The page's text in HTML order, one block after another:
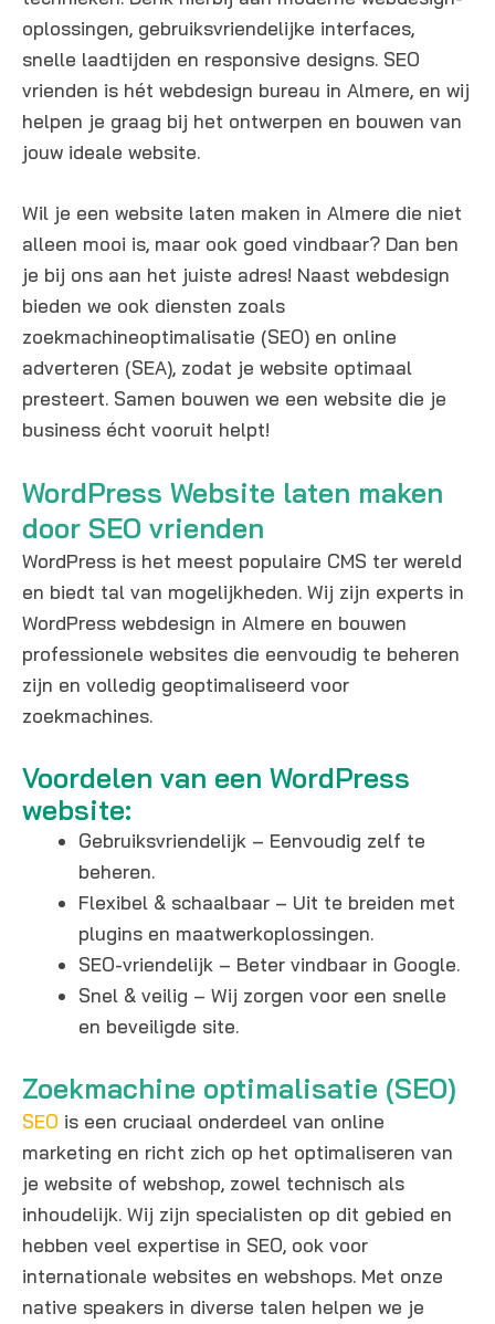
oplossingen, gebruiksvriendelijke interfaces,
snelle laadtijden en responsive designs. SEO
vrienden is hét webdesign bureau in Almere, en wij
helpen je graag bij het ontwerpen en bouwen van
jouw ideale website.
Wil je een website laten maken in Almere die niet
alleen mooi is, maar ook goed vindbaar? Dan ben
je bij ons aan het juiste adres! Naast webdesign
bieden we ook diensten zoals
zoekmachineoptimalisatie (SEO) en online
adverteren (SEA), zodat je website optimaal
presteert. Samen bouwen we een website die je
business écht vooruit helpt!
WordPress Website laten maken
door SEO vrienden
WordPress is het meest populaire CMS ter wereld
en biedt tal van mogelijkheden. Wij zijn experts in
WordPress webdesign in Almere en bouwen
professionele websites die eenvoudig te beheren
zijn en volledig geoptimaliseerd voor
zoekmachines.
Voordelen van een WordPress
website:
Gebruiksvriendelijk – Eenvoudig zelf te
beheren.
Flexibel & schaalbaar – Uit te breiden met
plugins en maatwerkoplossingen.
SEO-vriendelijk – Beter vindbaar in Google.
Snel & veilig – Wij zorgen voor een snelle
en beveiligde site.
Zoekmachine optimalisatie (SEO)
SEO is een cruciaal onderdeel van online
marketing en richt zich op het optimaliseren van
je website of webshop, zowel technisch als
inhoudelijk. Wij zijn specialisten op dit gebied en
hebben veel expertise in SEO, ook voor
internationale websites en webshops. Met onze
native speakers in diverse talen helpen we je